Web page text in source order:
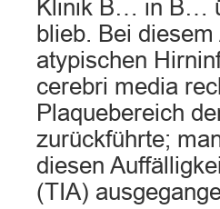
Klinik B… in B…
blieb. Bei
atypischen
cerebri media
Plaquebereich
zurückführte;
diesen
(TIA)